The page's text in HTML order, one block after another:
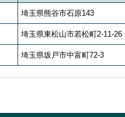
埼玉県熊谷市石原143
埼玉県東松山市若松町2-11-26
埼玉県坂戸市中富町72-3